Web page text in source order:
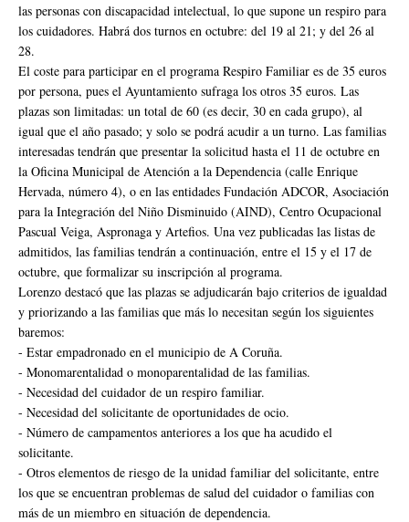
las personas con discapacidad intelectual, lo que supone un respiro para
los cuidadores. Habrá dos turnos en octubre: del 19 al 21; y del 26 al
28.
El coste para participar en el programa Respiro Familiar es de 35 euros
por persona, pues el Ayuntamiento sufraga los otros 35 euros. Las
plazas son limitadas: un total de 60 (es decir, 30 en cada grupo), al
igual que el año pasado; y solo se podrá acudir a un turno. Las familias
interesadas tendrán que presentar la solicitud hasta el 11 de octubre en
la Oficina Municipal de Atención a la Dependencia (calle Enrique
Hervada, número 4), o en las entidades Fundación ADCOR, Asociación
para la Integración del Niño Disminuido (AIND), Centro Ocupacional
Pascual Veiga, Aspronaga y Artefios. Una vez publicadas las listas de
admitidos, las familias tendrán a continuación, entre el 15 y el 17 de
octubre, que formalizar su inscripción al programa.
Lorenzo destacó que las plazas se adjudicarán bajo criterios de igualdad
y priorizando a las familias que más lo necesitan según los siguientes
baremos:
- Estar empadronado en el municipio de A Coruña.
- Monomarentalidad o monoparentalidad de las familias.
- Necesidad del cuidador de un respiro familiar.
- Necesidad del solicitante de oportunidades de ocio.
- Número de campamentos anteriores a los que ha acudido el
solicitante.
- Otros elementos de riesgo de la unidad familiar del solicitante, entre
los que se encuentran problemas de salud del cuidador o familias con
más de un miembro en situación de dependencia.